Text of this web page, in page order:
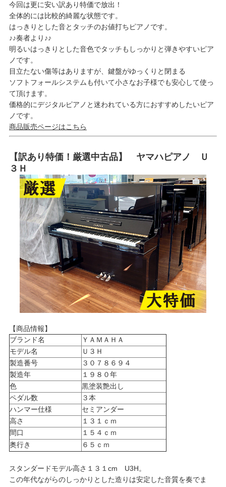
今回は更に安い訳あり特価で放出！
全体的には比較的綺麗な状態です。
はっきりとした音とタッチのお値打ちピアノです。
♪♪奏者より♪♪
明るいはっきりとした音色でタッチもしっかりと弾きやすいピア
ノです。
目立たない傷等はありますが、鍵盤がゆっくりと閉まる
ソフトフォールシステムも付いて小さなお子様でも安心して使っ
て頂けます。
価格的にデジタルピアノと迷われている方におすすめしたいピア
ノです。
商品販売ページはこちら
【訳あり特価！厳選中古品】 ヤマハピアノ Ｕ
３Ｈ
【商品情報】
ブランド名
ＹＡＭＡＨＡ
モデル名
Ｕ３Ｈ
製造番号
３０７８６９４
製造年
１９８０年
色
黒塗装艶出し
ペダル数
３本
ハンマー仕様
セミアンダー
高さ
１３１ｃｍ
間口
１５４ｃｍ
奥行き
６５ｃｍ
スタンダードモデル高さ１３１cm U3H。
この年代ながらのしっかりとした造りは安定した音質を奏でま